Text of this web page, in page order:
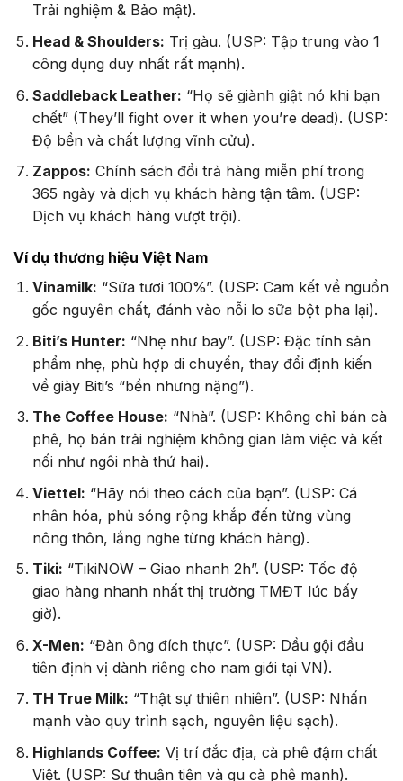
Trải nghiệm & Bảo mật).
Head & Shoulders: Trị gàu. (USP: Tập trung vào 1
công dụng duy nhất rất mạnh).
Saddleback Leather: “Họ sẽ giành giật nó khi bạn
chết” (They’ll fight over it when you’re dead). (USP:
Độ bền và chất lượng vĩnh cửu).
Zappos: Chính sách đổi trả hàng miễn phí trong
365 ngày và dịch vụ khách hàng tận tâm. (USP:
Dịch vụ khách hàng vượt trội).
Ví dụ thương hiệu Việt Nam
Vinamilk: “Sữa tươi 100%”. (USP: Cam kết về nguồn
gốc nguyên chất, đánh vào nỗi lo sữa bột pha lại).
Biti’s Hunter: “Nhẹ như bay”. (USP: Đặc tính sản
phẩm nhẹ, phù hợp di chuyển, thay đổi định kiến
về giày Biti’s “bền nhưng nặng”).
The Coffee House: “Nhà”. (USP: Không chỉ bán cà
phê, họ bán trải nghiệm không gian làm việc và kết
nối như ngôi nhà thứ hai).
Viettel: “Hãy nói theo cách của bạn”. (USP: Cá
nhân hóa, phủ sóng rộng khắp đến từng vùng
nông thôn, lắng nghe từng khách hàng).
Tiki: “TikiNOW – Giao nhanh 2h”. (USP: Tốc độ
giao hàng nhanh nhất thị trường TMĐT lúc bấy
giờ).
X-Men: “Đàn ông đích thực”. (USP: Dầu gội đầu
tiên định vị dành riêng cho nam giới tại VN).
TH True Milk: “Thật sự thiên nhiên”. (USP: Nhấn
mạnh vào quy trình sạch, nguyên liệu sạch).
Highlands Coffee: Vị trí đắc địa, cà phê đậm chất
Việt. (USP: Sự thuận tiện và gu cà phê mạnh).